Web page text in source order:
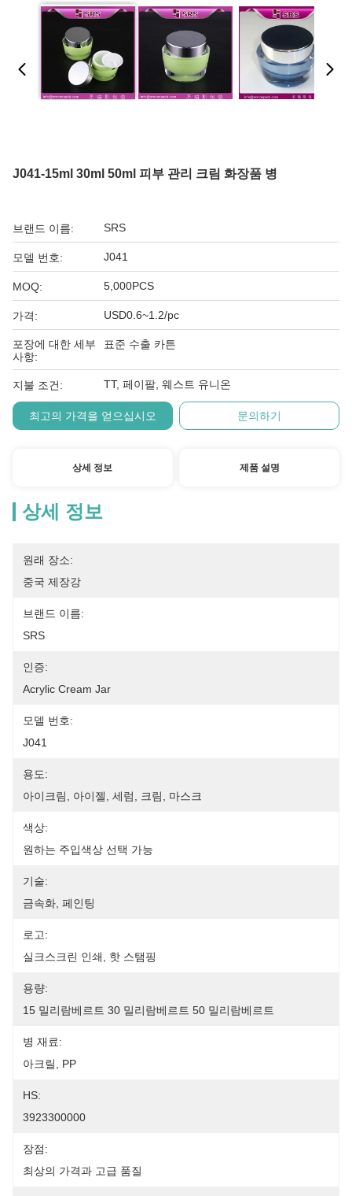
J041-15ml 30ml 50ml 피부 관리 크림 화장품 병
브랜드 이름: SRS
모델 번호: J041
MOQ: 5,000PCS
가격: USD0.6~1.2/pc
포장에 대한 세부
사항:
표준 수출 카튼
지불 조건: TT, 페이팔, 웨스트 유니온
최고의 가격을 얻으십시오 문의하기
상세 정보 제품 설명
상세 정보
원래 장소:
중국 제장강
브랜드 이름:
SRS
인증:
Acrylic Cream Jar
모델 번호:
J041
용도:
아이크림, 아이젤, 세럼, 크림, 마스크
색상:
원하는 주입색상 선택 가능
기술:
금속화, 페인팅
로고:
실크스크린 인쇄, 핫 스탬핑
용량:
15 밀리람베르트 30 밀리람베르트 50 밀리람베르트
병 재료:
아크릴, PP
HS:
3923300000
장점:
최상의 가격과 고급 품질